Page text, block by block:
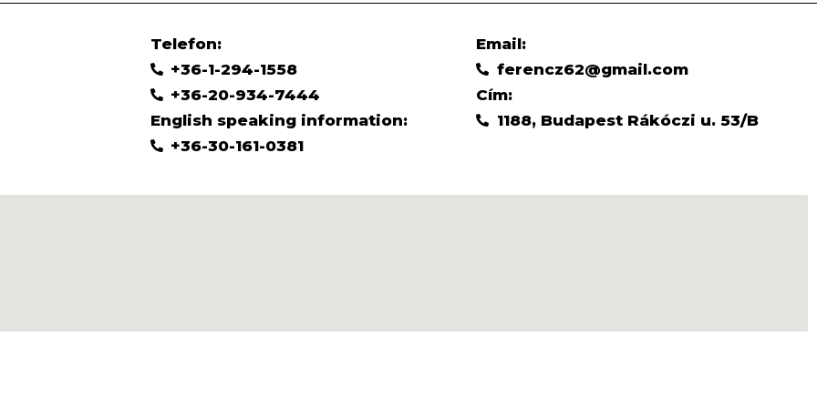
Telefon:
+36-1-294-1558
+36-20-934-7444
English speaking information:
+36-30-161-0381
Email:
ferencz62@gmail.com
Cím:
1188, Budapest Rákóczi u. 53/B